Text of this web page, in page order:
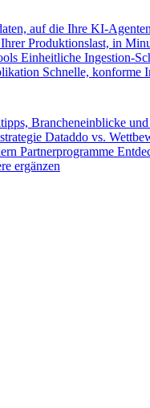
auf die Ihre KI-
Produktionslast, in
Einheitliche Ingestion-
Schnelle, konforme
Brancheneinblicke
Dataddo vs.
Partnerprogramme
ergänzen